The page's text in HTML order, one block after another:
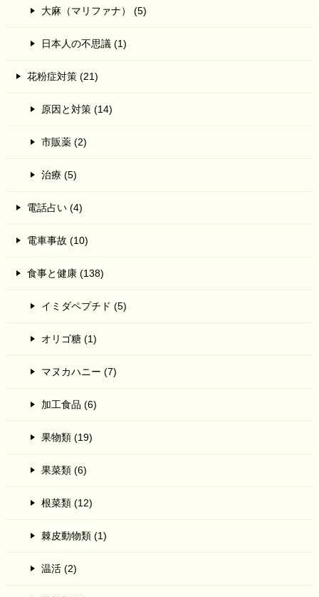
大麻（マリファナ） (5)
日本人の不思議 (1)
花粉症対策 (21)
原因と対策 (14)
市販薬 (2)
治療 (5)
電話占い (4)
電車事故 (10)
食事と健康 (138)
イミダペプチド (5)
オリゴ糖 (1)
マヌカハニー (7)
加工食品 (6)
果物類 (19)
果菜類 (6)
根菜類 (12)
棘皮動物類 (1)
温活 (2)